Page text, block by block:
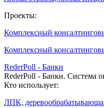
Проекты:
Комплексный
Комплексный
RederPoll - Банки
RederPoll - Банки. Система
Кто использует:
ЛПК,